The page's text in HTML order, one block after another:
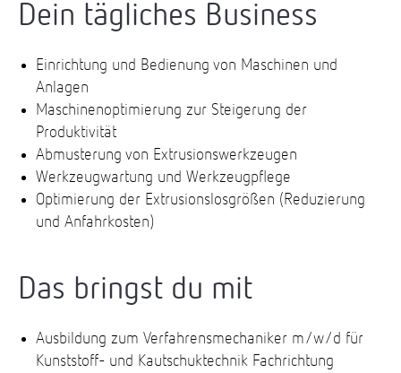
Dein tägliches Business
Einrichtung und Bedienung von Maschinen und
Anlagen
Maschinenoptimierung zur Steigerung der
Produktivität
Abmusterung von Extrusionswerkzeugen
Werkzeugwartung und Werkzeugpflege
Optimierung der Extrusionslosgrößen (Reduzierung
und Anfahrkosten)
Das bringst du mit
Ausbildung zum Verfahrensmechaniker m/w/d für
Kunststoff- und Kautschuktechnik Fachrichtung